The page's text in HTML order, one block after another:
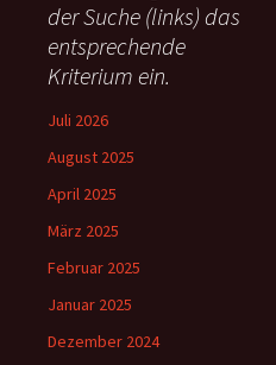
c
:
der Suche (links) das
entsprechende
Kriterium ein.
Juli 2026
August 2025
April 2025
März 2025
Februar 2025
Januar 2025
Dezember 2024